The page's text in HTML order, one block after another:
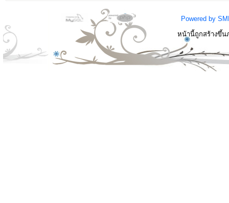
Powered by
หน้านี้ถูกสร้างขึ้น